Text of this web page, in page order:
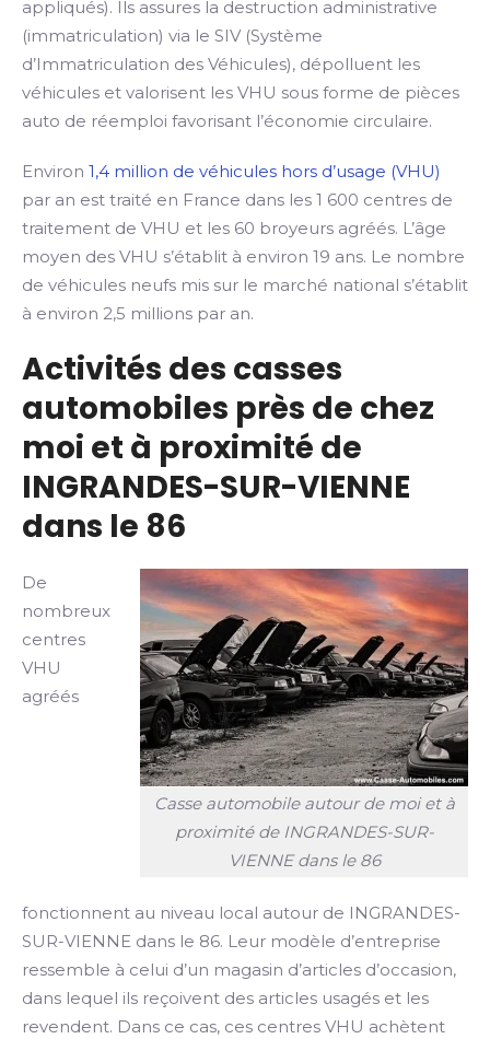
appliqués). Ils assures la destruction administrative
(immatriculation) via le SIV (Système
d’Immatriculation des Véhicules), dépolluent les
véhicules et valorisent les VHU sous forme de pièces
auto de réemploi favorisant l’économie circulaire.
Environ 1,4 million de véhicules hors d’usage (VHU)
par an est traité en France dans les 1 600 centres de
traitement de VHU et les 60 broyeurs agréés. L’âge
moyen des VHU s’établit à environ 19 ans. Le nombre
de véhicules neufs mis sur le marché national s’établit
à environ 2,5 millions par an.
Activités des casses
automobiles près de chez
moi et à proximité de
INGRANDES-SUR-VIENNE
dans le 86
Casse automobile autour de moi et à
proximité de INGRANDES-SUR-
VIENNE dans le 86
De
nombreux
centres
VHU
agréés
fonctionnent au niveau local autour de INGRANDES-
SUR-VIENNE dans le 86. Leur modèle d’entreprise
ressemble à celui d’un magasin d’articles d’occasion,
dans lequel ils reçoivent des articles usagés et les
revendent. Dans ce cas, ces centres VHU achètent